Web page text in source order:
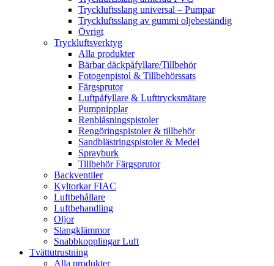
Tryckluftsslang universal – Pumpar
Tryckluftsslang av gummi oljebeständig
Övrigt
Tryckluftsverktyg
Alla produkter
Bärbar däckpåfyllare/Tillbehör
Fotogenpistol & Tillbehörssats
Färgsprutor
Luftpåfyllare & Lufttrycksmätare
Pumpnipplar
Renblåsningspistoler
Rengöringspistoler & tillbehör
Sandblästringspistoler & Medel
Sprayburk
Tillbehör Färgsprutor
Backventiler
Kyltorkar FIAC
Luftbehållare
Luftbehandling
Oljor
Slangklämmor
Snabbkopplingar Luft
Tvättutrustning
Alla produkter